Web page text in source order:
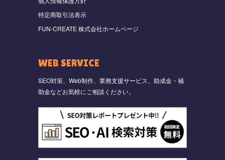
特定商取引法表示
FUN-CREATE 株式会社ホームページ
WEB SERVICE
SEO対策、Web制作、業務支援サービス、助成金・補
助金などお気軽にご相談ください。